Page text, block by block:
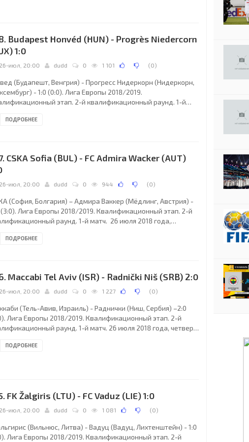
Budapest Honvéd (HUN) - Progrès Niedercorn
1:0
26-июл, 20:00 dudd 0 1 101 (0)
(Будапешт, Венгрия) - Прогресс Нидеркорн (Нидеркорн,
- 1:0 (0:0). Лига Европы 2018/2019.
этап. 2-й квалификационный раунд. 1-й
облачность. +31°C. Стадион Йожеф Божик. 2447
(Швеция). Гонвед (Будапешт): 99. Давид
ПОДРОБНЕЕ
CSKA Sofia (BUL) - FC Admira Wacker (AUT)
26-июл, 20:00 dudd 0 944 (0)
(София, Болгария) – Адмира Ваккер (Мёдлинг, Австрия) -
(3:0). Лига Европы 2018/2019. Квалификационный этап. 2-й
раунд. 1-й матч. 26 июля 2018 года,
Стадион Болгарска Армия. 6200 зрителей (28 % при
(София): 30. Витаутас
ПОДРОБНЕЕ
Maccabi Tel Aviv (ISR) - Radnički Niš (SRB) 2:0
26-июл, 20:00 dudd 0 1 227 (0)
(Тель-Авив, Израиль) - Раднички (Ниш, Сербия) –2:0
Лига Европы 2018/2019. Квалификационный этап. 2-й
раунд. 1-й матч. 26 июля 2018 года, четверг.
(59 % при вместимости 13800). Главный судья: Паоло
ПОДРОБНЕЕ
FK Žalgiris (LTU) - FC Vaduz (LIE) 1:0
26-июл, 20:00 dudd 0 1 081 (0)
(Вильнюс, Литва) - Вадуц (Вадуц, Лихтенштейн) - 1:0
Лига Европы 2018/2019. Квалификационный этап. 2-й